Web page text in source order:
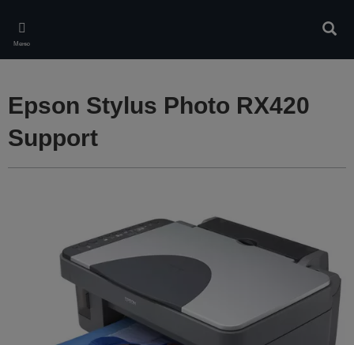
main
content
Меню
Epson Stylus Photo RX420
Support